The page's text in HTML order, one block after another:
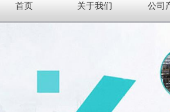
首页 关于我们 公司